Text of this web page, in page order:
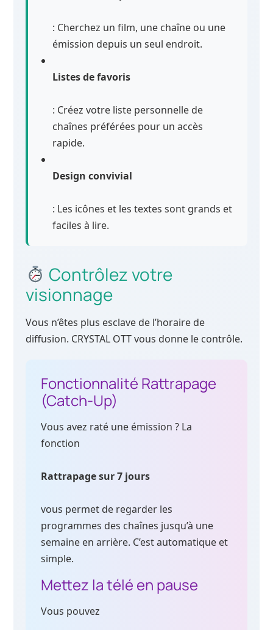
: Cherchez un film, une chaîne ou une
émission depuis un seul endroit.
Listes de favoris
: Créez votre liste personnelle de
chaînes préférées pour un accès
rapide.
Design convivial
: Les icônes et les textes sont grands et
faciles à lire.
Contrôlez votre
visionnage
Vous n’êtes plus esclave de l’horaire de
diffusion. CRYSTAL OTT vous donne le contrôle.
Fonctionnalité Rattrapage
(Catch-Up)
Vous avez raté une émission ? La
fonction
Rattrapage sur 7 jours
vous permet de regarder les
programmes des chaînes jusqu’à une
semaine en arrière. C’est automatique et
simple.
Mettez la télé en pause
Vous pouvez